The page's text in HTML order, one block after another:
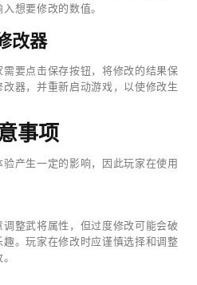
想要修改的数值。
改器
要点击保存按钮，将修改的结果保
器，并重新启动游戏，以使修改生
事项
产生一定的影响，因此玩家在使用
整武将属性，但过度修改可能会破
。玩家在修改时应谨慎选择和调整